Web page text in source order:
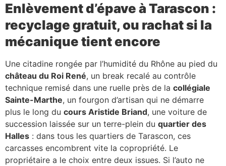
Enlèvement d’épave à Tarascon :
recyclage gratuit, ou rachat si la
mécanique tient encore
Une citadine rongée par l’humidité du Rhône au pied du
château du Roi René, un break recalé au contrôle
technique remisé dans une ruelle près de la collégiale
Sainte-Marthe, un fourgon d’artisan qui ne démarre
plus le long du cours Aristide Briand, une voiture de
succession laissée sur un terre-plein du quartier des
Halles : dans tous les quartiers de Tarascon, ces
carcasses encombrent vite la copropriété. Le
propriétaire a le choix entre deux issues. Si l’auto ne